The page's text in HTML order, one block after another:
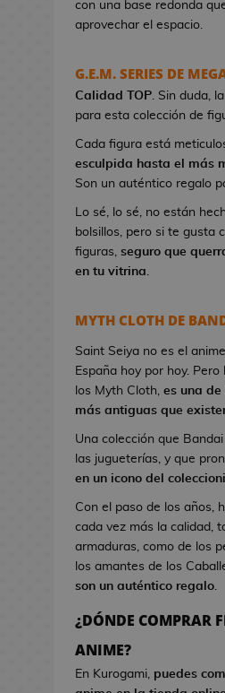
o
e
g
o
n
d
o
s
d
e
V
j
u
e
g
o
l
con una base redonda
aprovechar el espacio.
G.E.M. SERIES DE
Calidad TOP. Sin duda,
para esta colección de
Cada figura está
esculpida hasta el más
Son un auténtico regalo
Lo sé, lo sé, no están
bolsillos, pero si te gusta
figuras, seguro que
en tu vitrina.
MYTH CLOTH DE
Saint Seiya no es el
España hoy por hoy.
los Myth Cloth, es una de
más antiguas que
Una colección que
las jugueterías, y que
en un icono del
Con el paso de los años,
cada vez más la calidad,
armaduras, como de los
los amantes de los
son un auténtico regalo.
¿DÓNDE COMPRAR
ANIME?
En Kurogami, puedes